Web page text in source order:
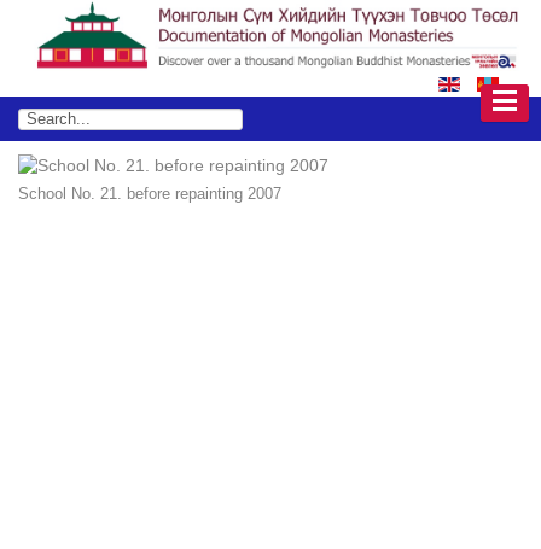
School No. 21. before repainting 2007